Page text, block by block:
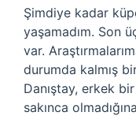
Şimdiye kadar
yaşamadım. Son
var.
durumda kalmış
Danıştay, erkek
sakınca